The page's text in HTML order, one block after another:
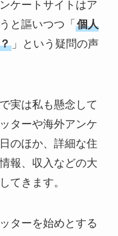
ケートサイトはア
と謳いつつ「 個人
」という疑問の声
実は私も懸念して
ターや海外アンケ
のほか、詳細な住
報、収入などの大
てきます。
ターを始めとする